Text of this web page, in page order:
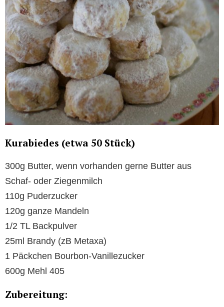
Kurabiedes (etwa 50 Stück)
300g Butter, wenn vorhanden gerne Butter aus
Schaf- oder Ziegenmilch
110g Puderzucker
120g ganze Mandeln
1/2 TL Backpulver
25ml Brandy (zB Metaxa)
1 Päckchen Bourbon-Vanillezucker
600g Mehl 405
Zubereitung: